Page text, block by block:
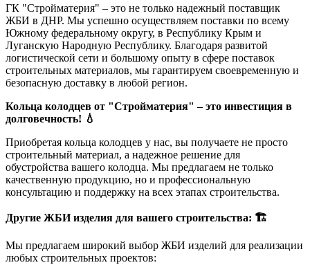
ГК "Стройматерия" – это не только надежный поставщик
ЖБИ в ДНР. Мы успешно осуществляем поставки по всему
Южному федеральному округу, в Республику Крым и
Луганскую Народную Республику. Благодаря развитой
логистической сети и большому опыту в сфере поставок
строительных материалов, мы гарантируем своевременную и
безопасную доставку в любой регион.
Кольца колодцев от "Стройматерия" – это инвестиция в
долговечность! 💧
Приобретая кольца колодцев у нас, вы получаете не просто
строительный материал, а надежное решение для
обустройства вашего колодца. Мы предлагаем не только
качественную продукцию, но и профессиональную
консультацию и поддержку на всех этапах строительства.
Другие ЖБИ изделия для вашего строительства: 🏗️
Мы предлагаем широкий выбор ЖБИ изделий для реализации
любых строительных проектов: